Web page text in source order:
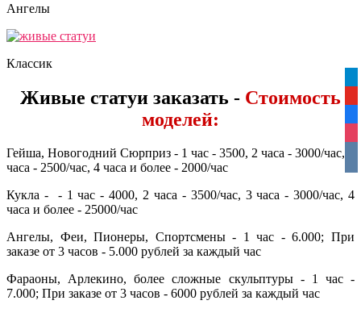
Ангелы
Классик
Живые статуи заказать - Стоимость
моделей:
Гейша, Новогодний Сюрприз - 1 час - 3500, 2 часа - 3000/час, 3
часа - 2500/час, 4 часа и более - 2000/час
Кукла - - 1 час - 4000, 2 часа - 3500/час, 3 часа - 3000/час, 4
часа и более - 25000/час
Ангелы, Феи, Пионеры, Спортсмены - 1 час - 6.000; При
заказе от 3 часов - 5.000 рублей за каждый час
Фараоны, Арлекино, более сложные скульптуры - 1 час -
7.000; При заказе от 3 часов - 6000 рублей за каждый час